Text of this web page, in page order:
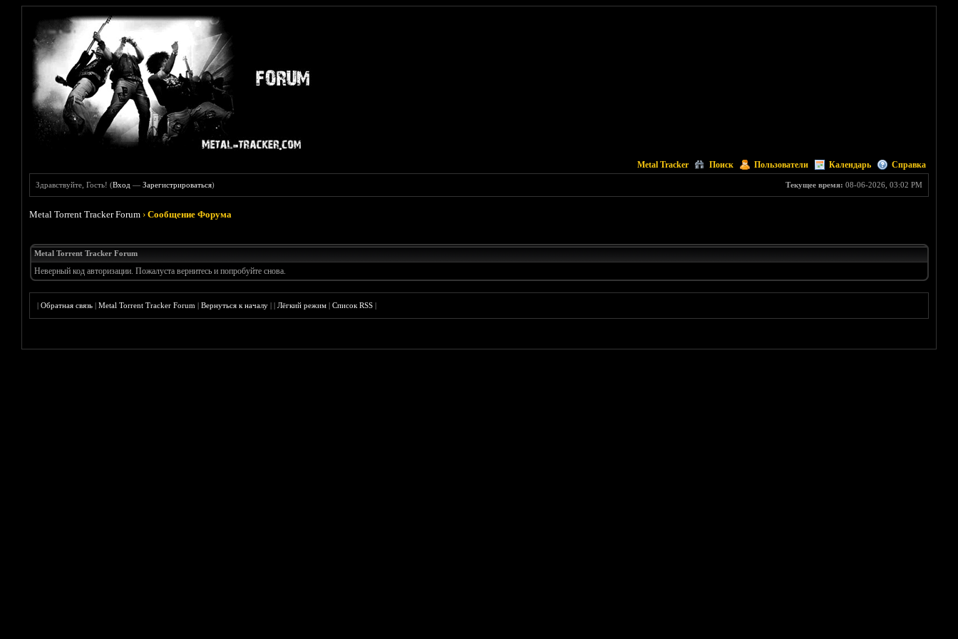
Metal Tracker Поиск Пользователи Календарь Справка
Текущее время: 08-06-2026, 03:02 PM
Здравствуйте, Гость! (Вход —Зарегистрироваться)
Metal Torrent Tracker Forum ›Сообщение Форума
Metal Torrent Tracker Forum
Неверный код авторизации. Пожалуста вернитесь и попробуйте снова.
|Обратная связь |Metal Torrent Tracker Forum |Вернуться к началу ||Лёгкий режим |Список RSS |